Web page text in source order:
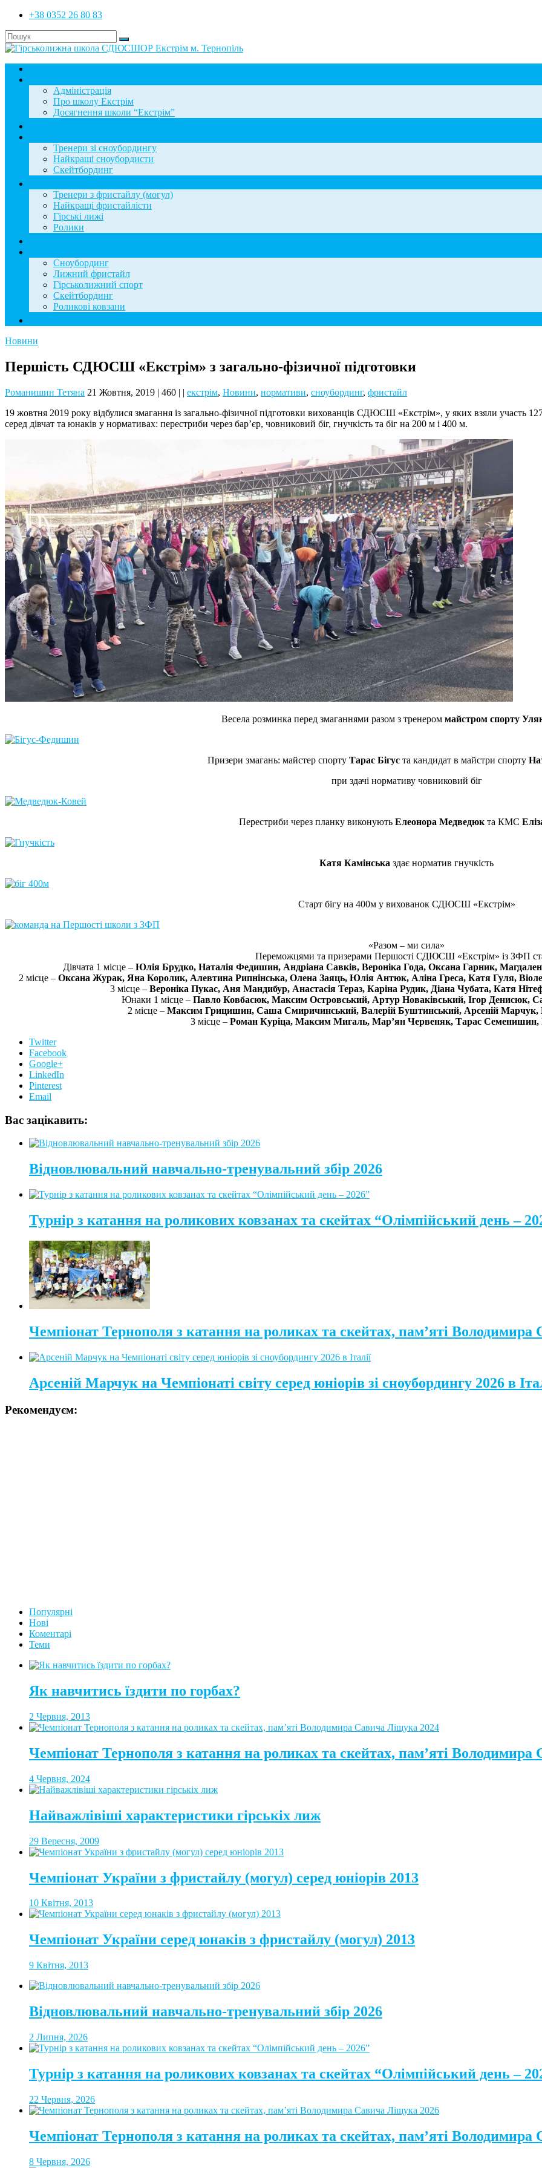
+38 0352 26 80 83
Адміністрація
Про школу Екстрім
Досягнення школи “Екстрім”
Тренери зі сноубордингу
Найкращі сноубордисти
Скейтбординг
Тренери з фристайлу (могул)
Найкращі фристайлісти
Гірські лижі
Ролики
Сноубординг
Лижний фристайл
Гірськолижний спорт
Скейтбординг
Роликові ковзани
Новини
Першість СДЮСШ «Екстрім» з загально-фізичної підготовки
Романишин Тетяна 21 Жовтня, 2019 | 460 | | екстрім, Новини, нормативи, сноубординг, фристайл
19 жовтня 2019 року відбулися змагання із загально-фізичної підготовки вихованців СДЮСШ «Екстрім», у яких взяли участь
серед дівчат та юнаків у нормативах: перестриби через барʼєр, човниковий біг, гнучкість та біг на 200 м і 400 м.
Весела розминка перед змаганнями разом з тренером майстром спорту
Призери змагань: майстер спорту Тарас Бігуста кандидат в майстри спорту
при здачі нормативу човниковий біг
Перестриби через планку виконують Елеонора Медведюк та КМС
Катя Камінська здає норматив гнучкість
Старт бігу на 400м у вихованок СДЮСШ «Екстрім»
«Разом – ми сила»
Переможцями та призерами Першості СДЮСШ «Екстрім» із ЗФП
Дівчата 1 місце – Юлія Брудко, Наталія Федишин, Андріана Савків, Вероніка Года, Оксана Гарник,
2 місце – Оксана Журак, Яна Королик, Алевтина Рипнінська, Олена Заяць, Юлія Антюк, Аліна Греса, Катя Гуля,
3 місце – Вероніка Пукас, Аня Мандибур, Анастасія Тераз, Каріна Рудик, Діана Чубата, Катя
Юнаки 1 місце – Павло Ковбасюк, Максим Островський, Артур Новаківський, Ігор Денисюк,
2 місце – Максим Грицишин, Саша Смиричинський, Валерій Буштинський, Арсеній Марчук,
3 місце – Роман Куріца, Максим Мигаль, Марʼян Червеняк, Тарас Семенишин,
Twitter
Facebook
Google+
LinkedIn
Pinterest
Email
Вас зацікавить:
Відновлювальний навчально-тренувальний збір 2026
Турнір з катання на роликових ковзанах та скейтах “Олімпійський день –
Чемпіонат Тернополя з катання на роликах та скейтах, пам’яті
Арсеній Марчук на Чемпіонаті світу серед юніорів зі сноубордингу 2026 в
Рекомендуєм:
Популярні
Нові
Коментарі
Теми
Як навчитись їздити по горбах?
2 Червня, 2013
Чемпіонат Тернополя з катання на роликах та скейтах, пам’яті
4 Червня, 2024
Найважлівіші характеристики гірськіх лиж
29 Вересня, 2009
Чемпіонат України з фристайлу (могул) серед юніорів 2013
10 Квітня, 2013
Чемпіонат України серед юнаків з фристайлу (могул) 2013
9 Квітня, 2013
Відновлювальний навчально-тренувальний збір 2026
2 Липня, 2026
Турнір з катання на роликових ковзанах та скейтах “Олімпійський день –
22 Червня, 2026
Чемпіонат Тернополя з катання на роликах та скейтах, пам’яті
8 Червня, 2026